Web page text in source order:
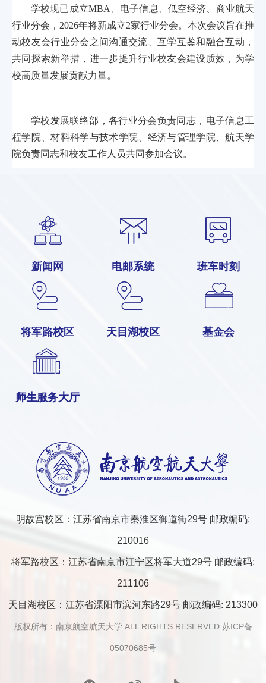
学校现已成立MBA、电子信息、低空经济、商业航天
行业分会，2026年将新成立2家行业分会。本次会议旨在推
动校友会行业分会之间沟通交流、互学互鉴和融合互动，
共同探索新举措，进一步提升行业校友会建设质效，为学
校高质量发展贡献力量。
学校发展联络部，各行业分会负责同志， 电子信息工
程学院、材料科学与技术学院、经济与管理学院、航天学
院负责同志和校友工作人员共同参加会议。
新闻网 电邮系统 班车时刻
将军路校区 天目湖校区 基金会
师生服务大厅
明故宫校区：江苏省南京市秦淮区御道街29号 邮政编码:
210016
将军路校区：江苏省南京市江宁区将军大道29号 邮政编码:
211106
天目湖校区：江苏省溧阳市滨河东路29号 邮政编码: 213300
版权所有：南京航空航天大学 ALL RIGHTS RESERVED 苏ICP备
05070685号